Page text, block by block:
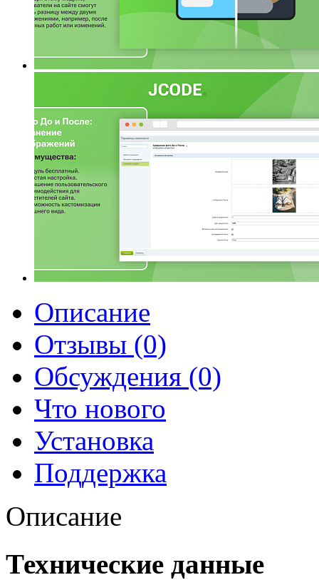
Описание
Отзывы (0)
Обсуждения (0)
Что нового
Установка
Поддержка
Описание
Технические данные